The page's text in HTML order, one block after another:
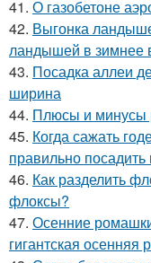
41. О газобетоне
42. Выгонка
ландышей в зимнее
43. Посадка аллеи
ширина
44. Плюсы и минусы
45. Когда сажать
правильно
46. Как разделить
флоксы?
47. Осенние
гигантская осенняя